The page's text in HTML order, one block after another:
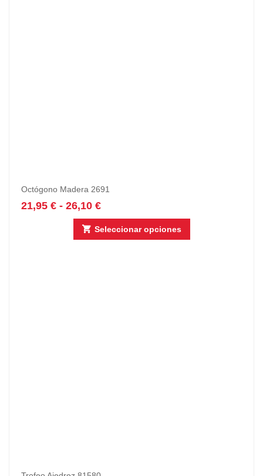
Octógono Madera 2691
21,95 € - 26,10 €
Seleccionar opciones